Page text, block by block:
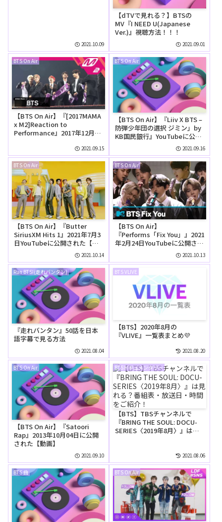
2021.10.09
【dTVで見れる？】BTSの
MV『I NEED U(Japanese
Ver.)』視聴方法！！！
2021.09.01
BTS On Air
【BTS On Air】『[2017MAMA
x M2]Reaction to
Performance』2017年12月8
2021.09.15
BTS On Air
【BTS On Air】『Liiv X BTS –
防弾少年団の選択 ジミン」by
KB国民銀行』YouTubeに公開
2021.09.16
BTS On Air
【BTS On Air】『Butter
SiriusXM Hits 1』2021年7月3
日YouTubeに公開された【動
2021.10.14
BTS On Air
【BTS On Air】
『Performs「Fix You」』2021
年2月24日YouTubeに公開され
2021.10.13
Run BTS!(走れバンタン)
『走れバンタン』50話を日本
語字幕で見る方法
2021.08.04
BTS VLIVE
【BTS】2020年8月の
『VLIVE』一覧表まとめ💜
2021.08.20
BTS On Air
【BTS On Air】『Satoori
Rap』2013年10月04日に公開
された【動画】
2021.09.10
BTSドキュメンタリー
【BTS】TBSチャンネルで
『BRING THE SOUL: DOCU-
SERIES〈2019年8月〉』は見
2021.08.06
BTS 曲 BTS On Air